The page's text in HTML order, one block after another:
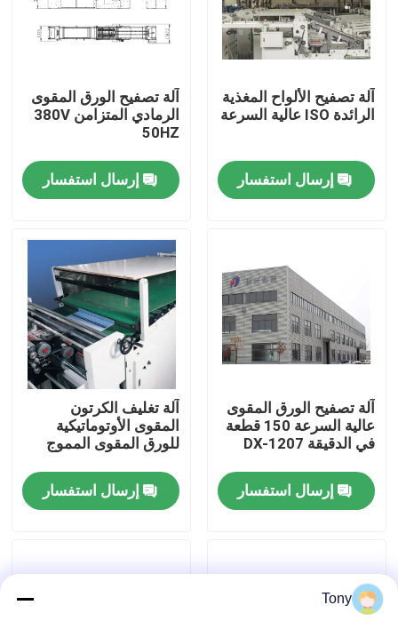
المنزل
المنتجات
جولة في المصنع
مراقبة الجودة
أخبار
القضايا
آلة تغليف الفلوت
آلة تصفيح الألواح المغذية
الرائدة ISO عالية السرعة
إرسال استفسار
آلة تصفيح الورق المقوى
الرمادي المتزامن 380V
50HZ
إرسال استفسار
آلة تصفيح الورق المقوى
عالية السرعة 150 قطعة
في الدقيقة DX-1207
إرسال استفسار
آلة تغليف الكرتون
المقوى الأوتوماتيكية
للورق المقوى المموج
إرسال استفسار
Tony